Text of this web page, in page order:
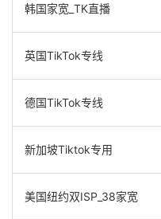
韩国家宽_TK直播
英国TikTok专线
德国TikTok专线
新加坡Tiktok专用
美国纽约双ISP_38家宽